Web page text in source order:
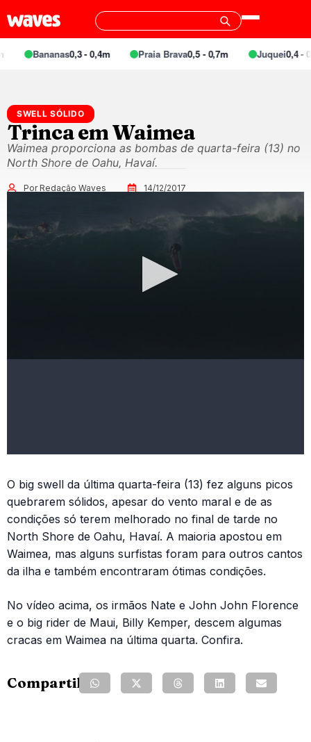
Bananas0,3 - 0,4m Praia Brava0,5 - 0,7m Juquei0,4 -
SWELL SÓLIDO
Trinca em Waimea
Waimea proporciona as bombas de quarta-feira (13) no
North Shore de Oahu, Havaí.
Por Redação Waves 14/12/2017
O big swell da última quarta-feira (13) fez alguns picos
quebrarem sólidos, apesar do vento maral e de as
condições só terem melhorado no final de tarde no
North Shore de Oahu, Havaí. A maioria apostou em
Waimea, mas alguns surfistas foram para outros cantos
da ilha e também encontraram ótimas condições.
No vídeo acima, os irmãos Nate e John John Florence
e o big rider de Maui, Billy Kemper, descem algumas
cracas em Waimea na última quarta. Confira.
Compartilhe: